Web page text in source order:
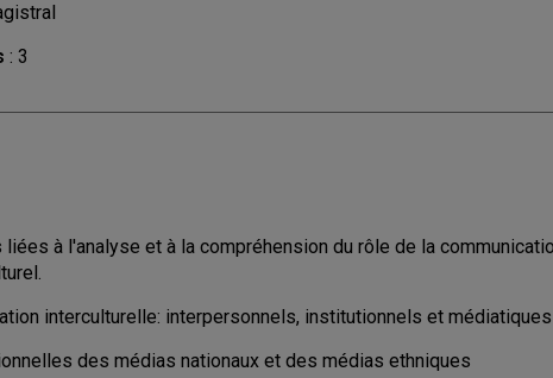
: 3
à l'analyse et à la compréhension du rôle de la
interculturelle: interpersonnels, institutionnels et médiatiques
des médias nationaux et des médias ethniques